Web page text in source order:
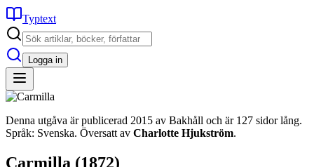
Typtext
Logga in
Denna utgåva är publicerad 2015 av Bakhåll och är 127 sidor lång.
Språk: Svenska. Översatt av Charlotte Hjukström.
Carmilla (1872)